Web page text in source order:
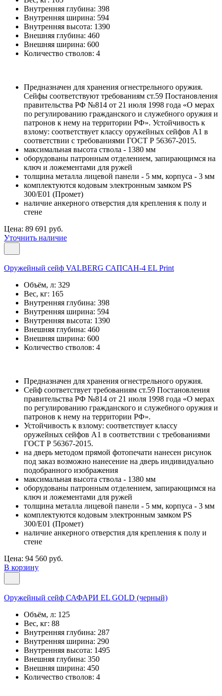
Внутренняя глубина: 398
Внутренняя ширина: 594
Внутренняя высота: 1390
Внешняя глубина: 460
Внешняя ширина: 600
Количество стволов: 4
Предназначен для хранения огнестрельного оружия.
Сейфы соответствуют требованиям ст.59 Постановления
правительства РФ №814 от 21 июля 1998 года «О мерах
по регулированию гражданского и служебного оружия и
патронов к нему на территории РФ». Устойчивость к
взлому: соответствует классу оружейных сейфов А1 в
соответствии с требованиями ГОСТ Р 56367-2015.
максимальная высота ствола - 1380 мм
оборудованы патронным отделением, запирающимся на
ключ и ложементами для ружей
толщина металла лицевой панели - 5 мм, корпуса - 3 мм
комплектуются кодовым электронным замком PS
300/E01 (Промет)
наличие анкерного отверстия для крепления к полу и
стене
Цена: 89 691 руб.
Уточнить наличие
Оружейный сейф VALBERG САПСАН-4 EL Print
Объём, л: 329
Вес, кг: 165
Внутренняя глубина: 398
Внутренняя ширина: 594
Внутренняя высота: 1390
Внешняя глубина: 460
Внешняя ширина: 600
Количество стволов: 4
Предназначен для хранения огнестрельного оружия.
Сейф соответствует требованиям ст.59 Постановления
правительства РФ №814 от 21 июля 1998 года «О мерах
по регулированию гражданского и служебного оружия и
патронов к нему на территории РФ».
Устойчивость к взлому: соответствует классу
оружейных сейфов А1 в соответствии с требованиями
ГОСТ Р 56367-2015.
на дверь методом прямой фотопечати нанесен рисунок
под заказ возможно нанесение на дверь индивидуально
подобранного изображения
максимальная высота ствола - 1380 мм
оборудованы патронным отделением, запирающимся на
ключ и ложементами для ружей
толщина металла лицевой панели - 5 мм, корпуса - 3 мм
комплектуются кодовым электронным замком PS
300/E01 (Промет)
наличие анкерного отверстия для крепления к полу и
стене
Цена: 94 560 руб.
В корзину
Оружейный сейф САФАРИ EL GOLD (черный)
Объём, л: 125
Вес, кг: 88
Внутренняя глубина: 287
Внутренняя ширина: 290
Внутренняя высота: 1495
Внешняя глубина: 350
Внешняя ширина: 450
Количество стволов: 4